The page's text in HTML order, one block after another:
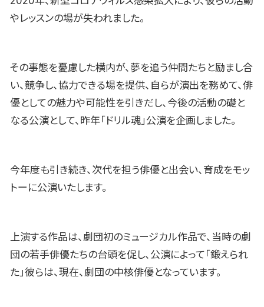
やレッスンの場が失われました。
その事態を憂慮した横内が、夢を追う仲間たちと励まし合
い、競争し、協力できる場を提供、自らが演出を務めて、俳
優としての魅力や可能性を引きだし、今後の活動の礎と
なる公演として、昨年「ドリル魂」公演を企画しました。
今年度も引き続き、次代を担う俳優と出会い、育成をモッ
トーに公演いたします。
上演する作品は、劇団初のミュージカル作品で、当時の劇
団の若手俳優たちの台頭を促し、公演によって「鍛えられ
た」彼らは、現在、劇団の中核俳優となっています。